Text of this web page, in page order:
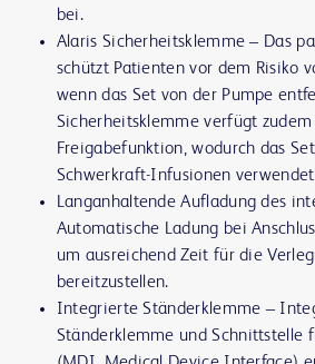
bei.
Alaris Sicherheitsklemme ‒ Das
schützt Patienten vor dem Risiko
wenn das Set von der Pumpe
Sicherheitsklemme verfügt
Freigabefunktion, wodurch das
Schwerkraft-Infusionen
Langanhaltende Aufladung des
Automatische Ladung bei
um ausreichend Zeit für die
bereitzustellen.
Integrierte Ständerklemme ‒
Ständerklemme und Schnittstelle